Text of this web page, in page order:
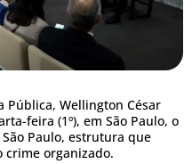
Pública, Wellington César
feira (1º), em São Paulo, o
Paulo, estrutura que
crime organizado.